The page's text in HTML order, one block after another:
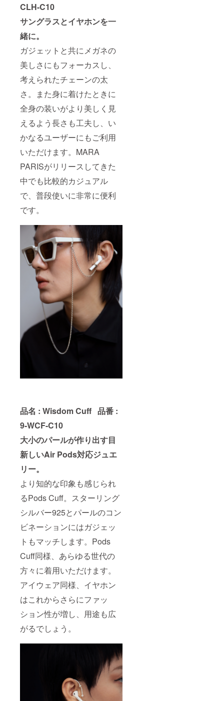
CLH-C10
サングラスとイヤホンを一
緒に。
ガジェットと共にメガネの
美しさにもフォーカスし、
考えられたチェーンの太
さ。また身に着けたときに
全身の装いがより美しく見
えるよう長さも工夫し、い
かなるユーザーにもご利用
いただけます。MARA
PARISがリリースしてきた
中でも比較的カジュアル
で、普段使いに非常に便利
です。
品名 : Wisdom Cuff 品番 :
9-WCF-C10
大小のパールが作り出す目
新しいAir Pods対応ジュエ
リー。
より知的な印象も感じられ
るPods Cuff。スターリング
シルバー925とパールのコン
ビネーションにはガジェッ
トもマッチします。Pods
Cuff同様、あらゆる世代の
方々に着用いただけます。
アイウェア同様、イヤホン
はこれからさらにファッ
ション性が増し、用途も広
がるでしょう。